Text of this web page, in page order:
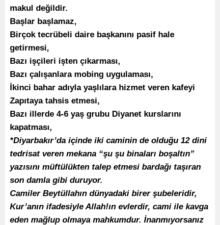
makul değildir.
Başlar başlamaz,
Birçok tecrübeli daire başkanını pasif hale
getirmesi,
Bazı işçileri işten çıkarması,
Bazı çalışanlara mobing uygulaması,
İkinci bahar adıyla yaşlılara hizmet veren kafeyi
Zapıtaya tahsis etmesi,
Bazı illerde 4-6 yaş grubu Diyanet kurslarını
kapatması,
*Diyarbakır’da içinde iki caminin de olduğu 12 dini
tedrisat veren mekana “şu şu binaları boşaltın”
yazısını müftülükten talep etmesi bardağı taşıran
son damla gibi duruyor.
Camiler Beytüllahın dünyadaki birer şubeleridir,
Kur’anın ifadesiyle Allah!ın evlerdir, cami ile kavga
eden mağlup olmaya mahkumdur. İnanmıyorsanız